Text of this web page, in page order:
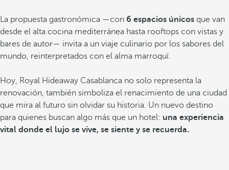
La propuesta gastronómica —con 6 espacios únicos que van
desde el alta cocina mediterránea hasta rooftops con vistas y
bares de autor— invita a un viaje culinario por los sabores del
mundo, reinterpretados con el alma marroquí.
Hoy, Royal Hideaway Casablanca no solo representa la
renovación, también simboliza el renacimiento de una ciudad
que mira al futuro sin olvidar su historia. Un nuevo destino
para quienes buscan algo más que un hotel: una experiencia
vital donde el lujo se vive, se siente y se recuerda.